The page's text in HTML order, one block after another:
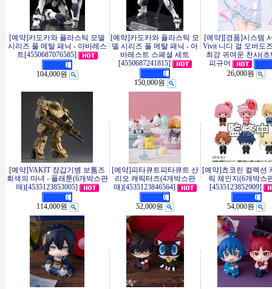
[예약]카도카와 플라스틱 모델
시리즈 풀 메탈 패닉 - 아바레스
트[4550687076585]
104,000원
[예약]카도카와 플라스틱 모
델 시리즈 풀 메탈 패닉 - 아
바레스트 스페셜 세트
[4550687241815]
150,000원
[예약][경품]시스템
Vivit 니디 걸 오버도
최강 귀여운 천사(초
피규어
26,000원
[예약]VAKIT 장갑기병 보톰즈
회색의 마녀 - 플래툰(6개박스판
매)[4535123853005]
114,000원
[예약]피타큐트피타큐트 산
리오 캐릭터즈(4개박스판
매)[4535123846564]
52,000원
[예약]쵸코린 컬렉션
릭 체인지(6개박스
[4535123852909]
54,000원